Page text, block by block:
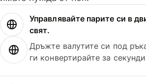
Управлявайте парите си в
свят.
Дръжте валутите си под
ги конвертирайте за